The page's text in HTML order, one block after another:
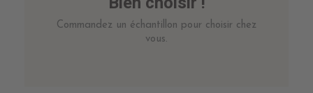
Commandez un échantillon pour choisir chez
vous.